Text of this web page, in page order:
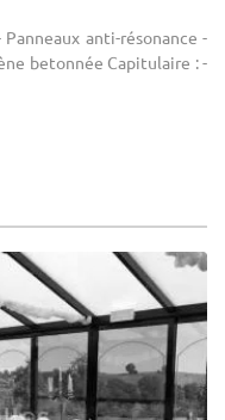
anti-résonance -
betonnée Capitulaire : -